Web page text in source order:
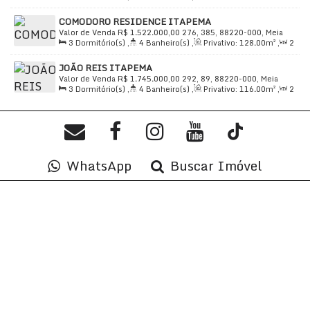
122.55m², 2 Sala(s) , 3Suíte(s) , Total:120.00m² ,
2
Vaga(s), Útil:120.00m²
COMODORO RESIDENCE ITAPEMA
R$ 1.522.000,00
Valor de Venda
276, 385, 88220-000, Meia
Praia, Itapema, Santa Catarina, Brasil
3 Dormitório(s) , 4 Banheiro(s) , Privativo: 128.00m² ,
2
Sala(s) , 3Suíte(s) , Total:228.00m² , 2Vaga(s) ,
Útil:
128.00 m²
JOÃO REIS ITAPEMA
R$ 1.745.000,00
Valor de Venda
292, 89, 88220-000, Meia
Praia, Itapema, Santa Catarina, Brasil
3 Dormitório(s) , 4 Banheiro(s) , Privativo: 116.00m² ,
2
Distância do Mar, Útil:116.00m²
WhatsApp Buscar Imóvel